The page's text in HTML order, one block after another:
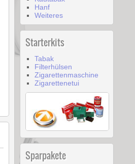
Hanf
Weiteres
Starterkits
Tabak
Filterhülsen
Zigarettenmaschine
Zigarettenetui
Sparpakete